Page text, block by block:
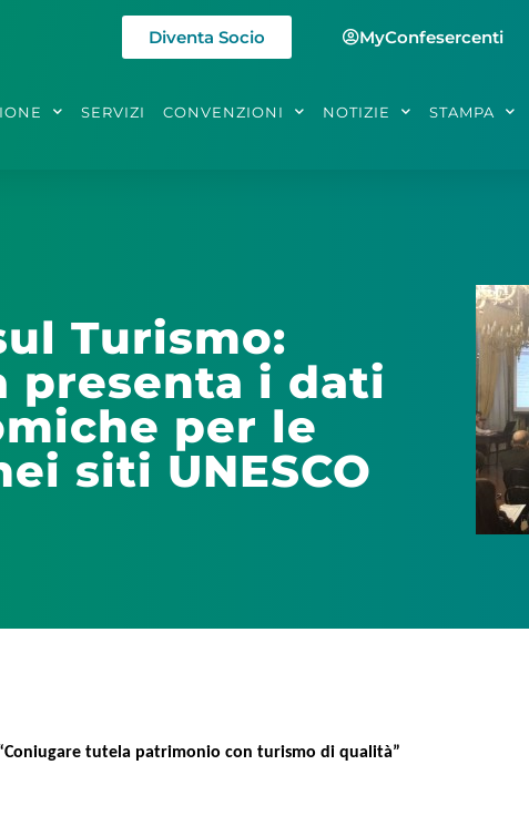
Diventa Socio MyConfesercenti
SERVIZI CONVENZIONI NOTIZIE STAMPA
Turismo:
presenta i dati
per le
siti UNESCO
niugare tutela patrimonio con turismo di qualità”